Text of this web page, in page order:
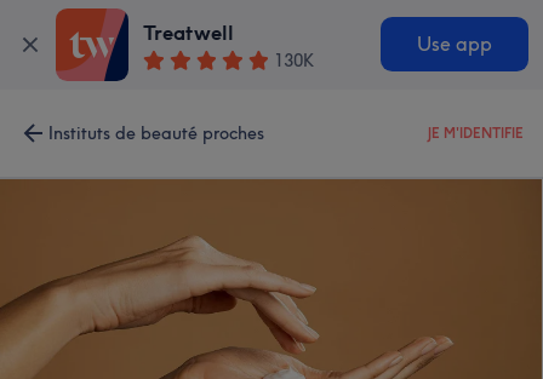
Treatwell
130K
Use app
Instituts de beauté proches JE M'IDENTIFIE